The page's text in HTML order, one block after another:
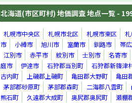
北海道(市区町村) 地価調査 地点一覧 -
札幌市中央区 札幌市北区 札幌市東区
市
小樽市 旭川市 室蘭市 釧路市
帯
江別市
赤平市 紋別市 士別市
名寄市
庭市
伊達市 石狩郡当別町
石狩郡新篠津
古内町
上磯郡上磯町 亀田郡大野町
亀田
茅部郡砂原町
茅部郡森町 二海郡八雲町
熊石町
久遠郡大成町 奥尻郡奥尻町
瀬棚